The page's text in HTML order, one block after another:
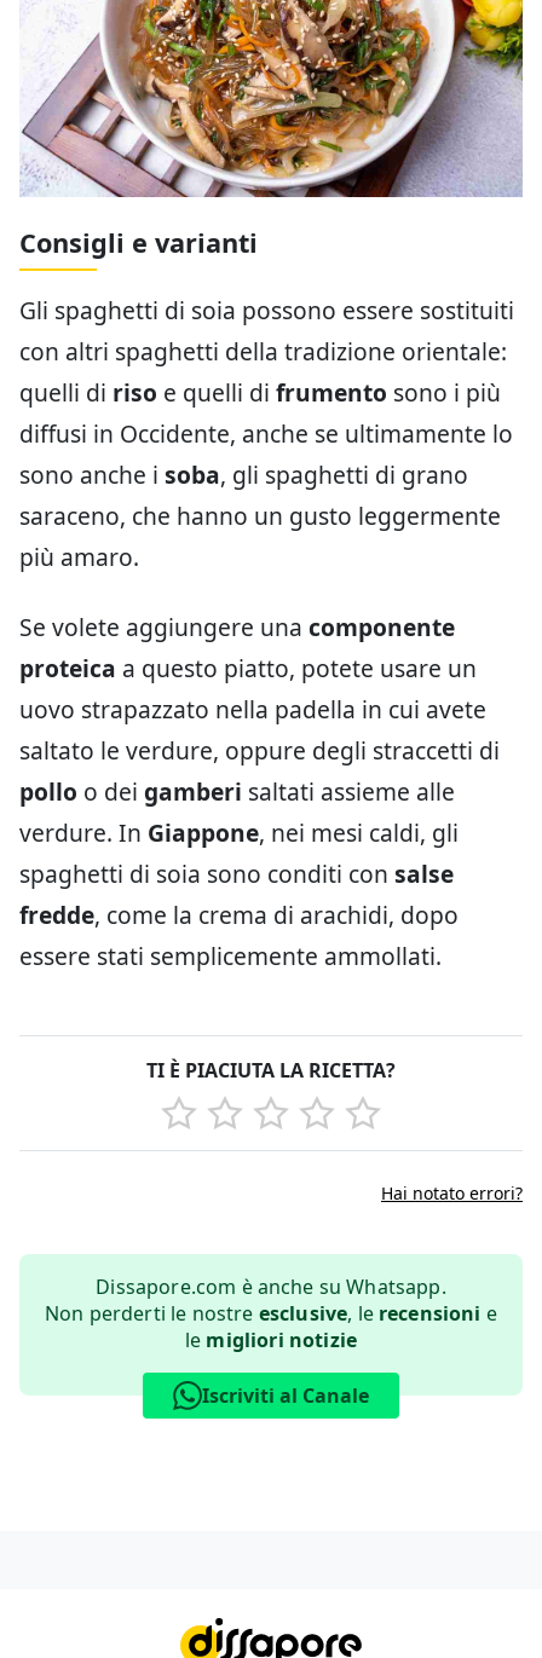
Consigli e varianti
Gli spaghetti di soia possono essere sostituiti
con altri spaghetti della tradizione orientale:
quelli di riso e quelli di frumento sono i più
diffusi in Occidente, anche se ultimamente lo
sono anche i soba, gli spaghetti di grano
saraceno, che hanno un gusto leggermente
più amaro.
Se volete aggiungere una componente
proteica a questo piatto, potete usare un
uovo strapazzato nella padella in cui avete
saltato le verdure, oppure degli straccetti di
pollo o dei gamberi saltati assieme alle
verdure. In Giappone, nei mesi caldi, gli
spaghetti di soia sono conditi con salse
fredde, come la crema di arachidi, dopo
essere stati semplicemente ammollati.
TI È PIACIUTA LA RICETTA?
Hai notato errori?
Dissapore.com è anche su Whatsapp.
Non perderti le nostre esclusive, le recensioni e
le migliori notizie
Iscriviti al Canale